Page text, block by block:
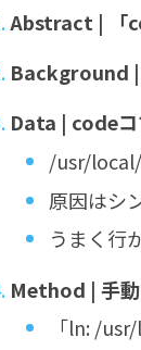
Abstract | 「
Background |
Data | code
/usr/
原因はシ
うまく行
Method | 手
「ln: /